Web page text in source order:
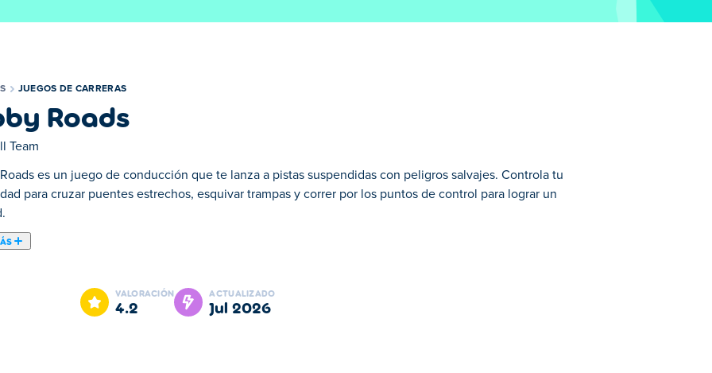
JUEGOS DE CARRERAS
Roads
Team
es un juego de conducción que te lanza a pistas suspendidas con peligros salvajes. Controla tu
para cruzar puentes estrechos, esquivar trampas y correr por los puntos de control para lograr un
combina conducción, carreras y parkour en una emocionante aventura. Salta obstáculos, mantente en
vehículos increíbles como monster trucks, coches de juguete y coches de carreras a lo largo
la carretera?
VALORACIÓN
4.2
ACTUALIZADO
jul 2026